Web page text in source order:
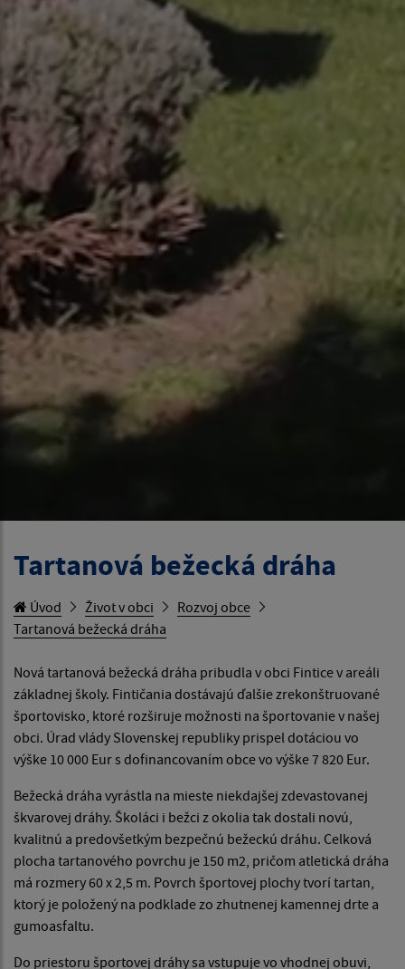
Tartanová bežecká dráha
Úvod Život v obci
Rozvoj obce
Tartanová bežecká dráha
Nová tartanová bežecká dráha pribudla v obci Fintice v areáli
základnej školy. Fintičania dostávajú ďalšie zrekonštruované
športovisko, ktoré rozširuje možnosti na športovanie v našej
obci. Úrad vlády Slovenskej republiky prispel dotáciou vo
výške 10 000 Eur s dofinancovaním obce vo výške 7 820 Eur.
Bežecká dráha vyrástla na mieste niekdajšej zdevastovanej
škvarovej dráhy. Školáci i bežci z okolia tak dostali novú,
kvalitnú a predovšetkým bezpečnú bežeckú dráhu. Celková
plocha tartanového povrchu je 150 m2, pričom atletická dráha
má rozmery 60 x 2,5 m. Povrch športovej plochy tvorí tartan,
ktorý je položený na podklade zo zhutnenej kamennej drte a
gumoasfaltu.
Do priestoru športovej dráhy sa vstupuje vo vhodnej obuvi,